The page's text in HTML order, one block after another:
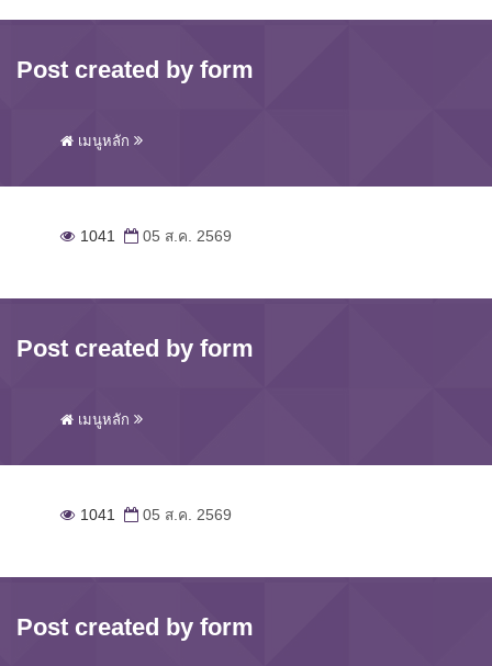
Post created by form
เมนูหลัก
1041 05 ส.ค. 2569
Post created by form
เมนูหลัก
1041 05 ส.ค. 2569
Post created by form